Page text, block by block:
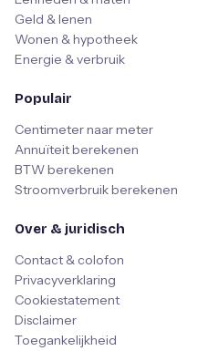
Geld & lenen
Wonen & hypotheek
Energie & verbruik
Populair
Centimeter naar meter
Annuïteit berekenen
BTW berekenen
Stroomverbruik berekenen
Over & juridisch
Contact & colofon
Privacyverklaring
Cookiestatement
Disclaimer
Toegankelijkheid